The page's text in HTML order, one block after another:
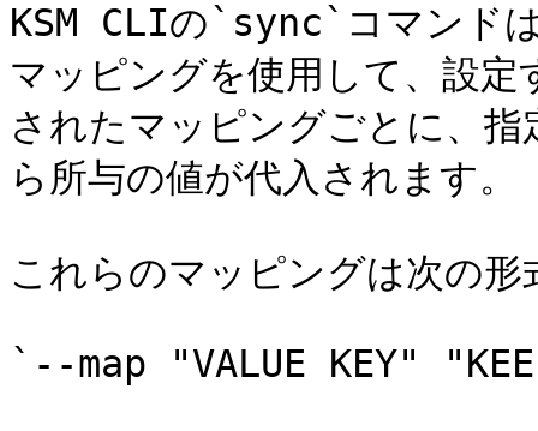
KSM CLIの`sync`コマンド
マッピングを使用して、設
されたマッピングごとに、
ら所与の値が代入されます。
これらのマッピングは次の
`--map "VALUE KEY"